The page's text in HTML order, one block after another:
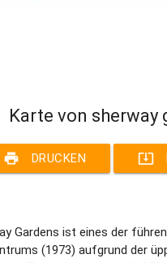
Karte von sherway
print DRUCKEN system_update_alt
Gardens ist eines der
(1973) aufgrund der